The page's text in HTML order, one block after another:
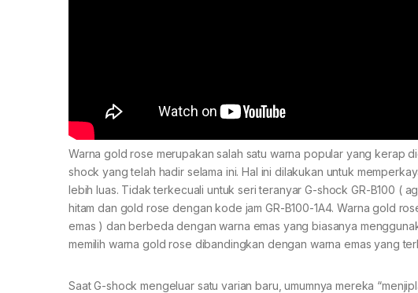
Warna gold rose merupakan salah satu warna popular yang kerap
shock yang telah hadir selama ini. Hal ini dilakukan untuk
lebih luas. Tidak terkecuali untuk seri teranyar G-shock GR-B100 (
hitam dan gold rose dengan kode jam GR-B100-1A4. Warna gold
emas ) dan berbeda dengan warna emas yang biasanya
memilih warna gold rose dibandingkan dengan warna emas yang
Saat G-shock mengeluar satu varian baru, umumnya mereka